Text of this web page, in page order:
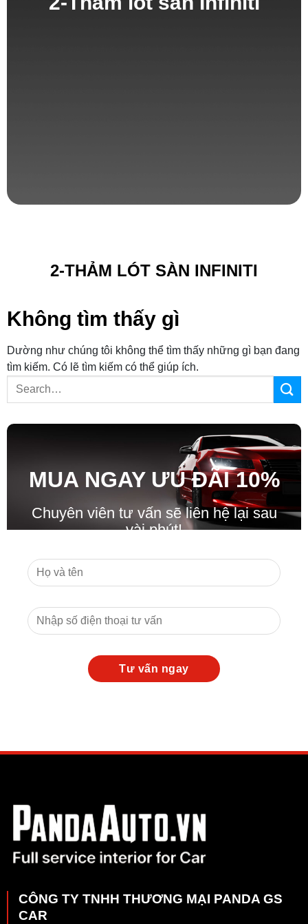
2-THẢM LÓT SÀN INFINITI
Không tìm thấy gì
Dường như chúng tôi không thể tìm thấy những gì bạn đang
tìm kiếm. Có lẽ tìm kiếm có thể giúp ích.
MUA NGAY ƯU ĐÃI10%
Chuyên viên tư vấn sẽ liên hệ lại sau
vài phút!
CÔNG TY TNHH THƯƠNG MẠI PANDA GS
CAR